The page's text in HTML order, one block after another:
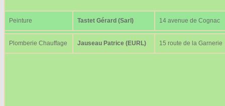
Peinture Tastet Gérard (Sarl) 14 avenue de Cognac
Plomberie Chauffage Jauseau Patrice (EURL) 15 route de la Garnerie